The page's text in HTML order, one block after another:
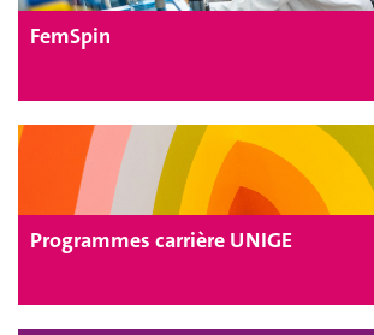
FemSpin
Programmes carrière UNIGE